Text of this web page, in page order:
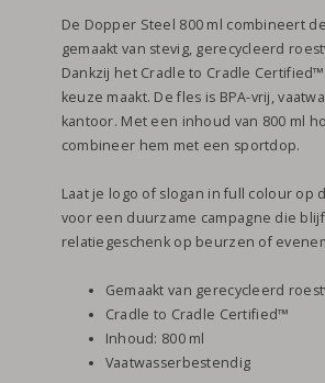
De Dopper Steel 800 ml combineert
gemaakt van stevig, gerecycleerd
Dankzij het Cradle to Cradle
keuze maakt. De fles is BPA-vrij,
kantoor. Met een inhoud van 800 ml
combineer hem met een sportdop.
Laat je logo of slogan in full colour op
voor een duurzame campagne die
relatiegeschenk op beurzen of
Gemaakt van gerecycleerd
Cradle to Cradle Certified™
Inhoud: 800 ml
Vaatwasserbestendig